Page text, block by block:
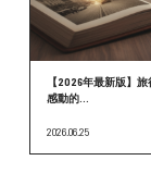
【2026年最新版】
感動的...
2026.06.25